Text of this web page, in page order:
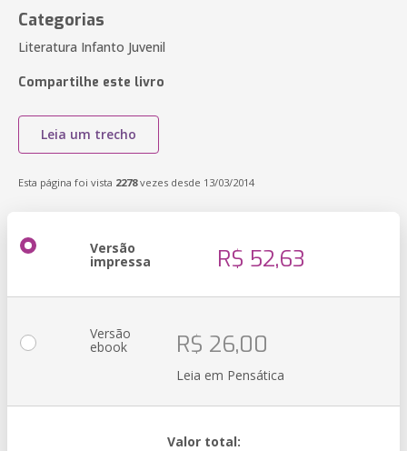
Categorias
Literatura Infanto Juvenil
Compartilhe este livro
Leia um trecho
Esta página foi vista 2278vezes desde 13/03/2014
Versão
impressa R$ 52,63
Versão
ebook R$ 26,00
Leia em Pensática
Valor total: